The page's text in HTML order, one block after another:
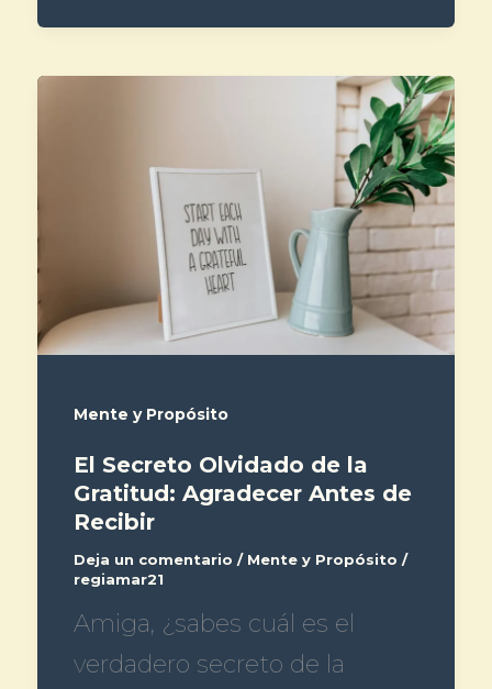
Mente y Propósito
El Secreto Olvidado de la
Gratitud: Agradecer Antes de
Recibir
Deja un comentario / Mente y Propósito /
regiamar21
Amiga, ¿sabes cuál es el
verdadero secreto de la